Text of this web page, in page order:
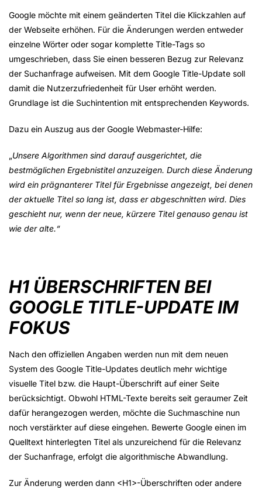
Google möchte mit einem geänderten Titel die Klickzahlen auf
der Webseite erhöhen. Für die Änderungen werden entweder
einzelne Wörter oder sogar komplette Title-Tags so
umgeschrieben, dass Sie einen besseren Bezug zur Relevanz
der Suchanfrage aufweisen. Mit dem Google Title-Update soll
damit die Nutzerzufriedenheit für User erhöht werden.
Grundlage ist die Suchintention mit entsprechenden Keywords.
Dazu ein Auszug aus der Google Webmaster-Hilfe:
„Unsere Algorithmen sind darauf ausgerichtet, die
bestmöglichen Ergebnistitel anzuzeigen. Durch diese Änderung
wird ein prägnanterer Titel für Ergebnisse angezeigt, bei denen
der aktuelle Titel so lang ist, dass er abgeschnitten wird. Dies
geschieht nur, wenn der neue, kürzere Titel genauso genau ist
wie der alte.“
H1 ÜBERSCHRIFTEN BEI
GOOGLE TITLE-UPDATE IM
FOKUS
Nach den offiziellen Angaben werden nun mit dem neuen
System des Google Title-Updates deutlich mehr wichtige
visuelle Titel bzw. die Haupt-Überschrift auf einer Seite
berücksichtigt. Obwohl HTML-Texte bereits seit geraumer Zeit
dafür herangezogen werden, möchte die Suchmaschine nun
noch verstärkter auf diese eingehen. Bewerte Google einen im
Quelltext hinterlegten Titel als unzureichend für die Relevanz
der Suchanfrage, erfolgt die algorithmische Abwandlung.
Zur Änderung werden dann <H1>-Überschriften oder andere